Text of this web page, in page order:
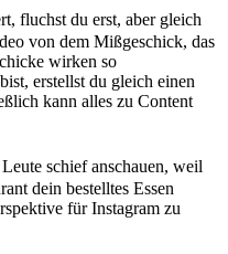
fluchst du erst, aber gleich
von dem Mißgeschick, das
wirken so
erstellst du gleich einen
kann alles zu Content
schief anschauen, weil
dein bestelltes Essen
für Instagram zu